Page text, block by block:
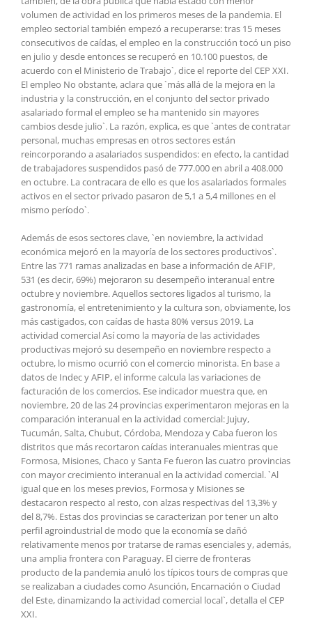
volumen de actividad en los primeros meses de la pandemia. El
empleo sectorial también empezó a recuperarse: tras 15 meses
consecutivos de caídas, el empleo en la construcción tocó un piso
en julio y desde entonces se recuperó en 10.100 puestos, de
acuerdo con el Ministerio de Trabajo`, dice el reporte del CEP XXI.
El empleo No obstante, aclara que `más allá de la mejora en la
industria y la construcción, en el conjunto del sector privado
asalariado formal el empleo se ha mantenido sin mayores
cambios desde julio`. La razón, explica, es que `antes de contratar
personal, muchas empresas en otros sectores están
reincorporando a asalariados suspendidos: en efecto, la cantidad
de trabajadores suspendidos pasó de 777.000 en abril a 408.000
en octubre. La contracara de ello es que los asalariados formales
activos en el sector privado pasaron de 5,1 a 5,4 millones en el
mismo período`.
Además de esos sectores clave, `en noviembre, la actividad
económica mejoró en la mayoría de los sectores productivos`.
Entre las 771 ramas analizadas en base a información de AFIP,
531 (es decir, 69%) mejoraron su desempeño interanual entre
octubre y noviembre. Aquellos sectores ligados al turismo, la
gastronomía, el entretenimiento y la cultura son, obviamente, los
más castigados, con caídas de hasta 80% versus 2019. La
actividad comercial Así como la mayoría de las actividades
productivas mejoró su desempeño en noviembre respecto a
octubre, lo mismo ocurrió con el comercio minorista. En base a
datos de Indec y AFIP, el informe calcula las variaciones de
facturación de los comercios. Ese indicador muestra que, en
noviembre, 20 de las 24 provincias experimentaron mejoras en la
comparación interanual en la actividad comercial: Jujuy,
Tucumán, Salta, Chubut, Córdoba, Mendoza y Caba fueron los
distritos que más recortaron caídas interanuales mientras que
Formosa, Misiones, Chaco y Santa Fe fueron las cuatro provincias
con mayor crecimiento interanual en la actividad comercial. `Al
igual que en los meses previos, Formosa y Misiones se
destacaron respecto al resto, con alzas respectivas del 13,3% y
del 8,7%. Estas dos provincias se caracterizan por tener un alto
perfil agroindustrial de modo que la economía se dañó
relativamente menos por tratarse de ramas esenciales y, además,
una amplia frontera con Paraguay. El cierre de fronteras
producto de la pandemia anuló los típicos tours de compras que
se realizaban a ciudades como Asunción, Encarnación o Ciudad
del Este, dinamizando la actividad comercial local`, detalla el CEP
XXI.